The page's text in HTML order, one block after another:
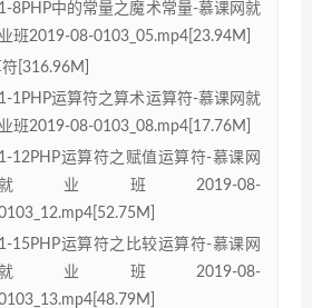
1-8PHP中的常量之魔术常量-慕课网就
业班2019-08-0103_05.mp4[23.94M]
[316.96M]
1-1PHP运算符之算术运算符-慕课网就
业班2019-08-0103_08.mp4[17.76M]
1-12PHP运算符之赋值运算符-慕课网
就业班2019-08-
1-15PHP运算符之比较运算符-慕课网
就业班2019-08-